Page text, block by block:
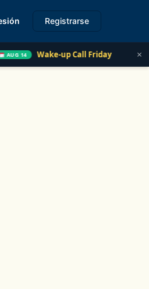
up Call Friday Las 5 Cosas que
×
Registrarse